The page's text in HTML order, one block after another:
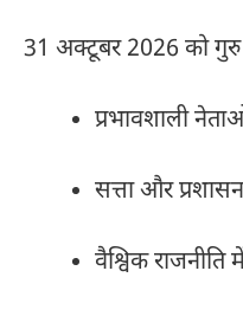
31 अक्टूबर 2026 को गुरु
प्रभावशाली
सत्ता और
वैश्विक